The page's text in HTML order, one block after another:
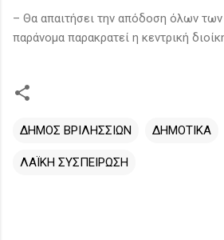
– Θα απαιτήσει την απόδοση όλων
παράνομα παρακρατεί η κεντρική
ΔΗΜΟΣ ΒΡΙΛΗΣΣΙΩΝ ΔΗΜΟΤΙΚΑ
ΛΑΪΚΗ ΣΥΣΠΕΙΡΩΣΗ